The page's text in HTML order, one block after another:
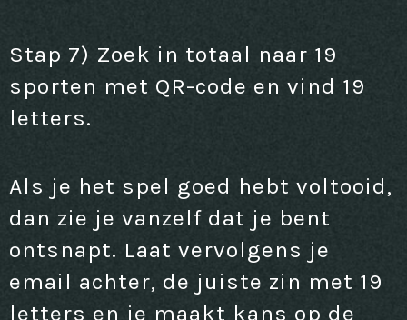
Stap 7) Zoek in totaal naar 19
sporten met QR-code en vind 19
letters.
Als je het spel goed hebt voltooid,
dan zie je vanzelf dat je bent
ontsnapt. Laat vervolgens je
email achter, de juiste zin met 19
letters en je maakt kans op de